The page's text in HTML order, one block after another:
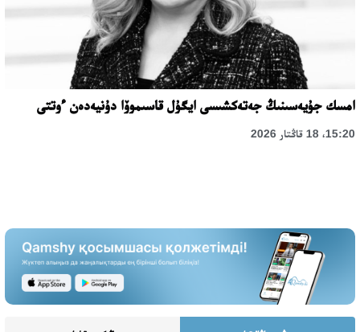
امسك جۇيەسىنىڭ جەتەكشىسى ايگۇل قاسىموۆا دۇنيەدەن ءوتتى
15:20، 18 قاڭتار 2026